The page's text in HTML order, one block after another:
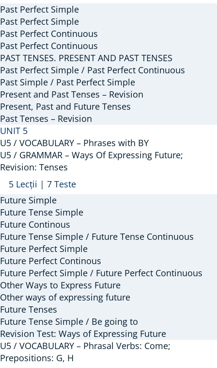
/
GRAMMAR
–
Past
Perfect
Simple
/
Continuous;
Revision:
Past
Tenses
Past Perfect Simple
Past Perfect Simple
Past Perfect Continuous
Past Perfect Continuous
PAST TENSES. PRESENT AND PAST TENSES
Past Perfect Simple / Past Perfect Continuous
Past Simple / Past Perfect Simple
Present and Past Tenses – Revision
Present, Past and Future Tenses
Past Tenses – Revision
UNIT 5
U5 / VOCABULARY – Phrases with BY
U5 / GRAMMAR – Ways Of Expressing Future;
Revision: Tenses
Arată
U5
/
GRAMMAR
–
Ways
Of
Expressing
Future;
Revision:
Tenses
5 Lecții | 7 Teste
Future Simple
Future Tense Simple
Future Continous
Future Tense Simple / Future Tense Continuous
Future Perfect Simple
Future Perfect Continous
Future Perfect Simple / Future Perfect Continuous
Other Ways to Express Future
Other ways of expressing future
Future Tenses
Future Tense Simple / Be going to
Revision Test: Ways of Expressing Future
U5 / VOCABULARY – Phrasal Verbs: Come;
Prepositions: G, H